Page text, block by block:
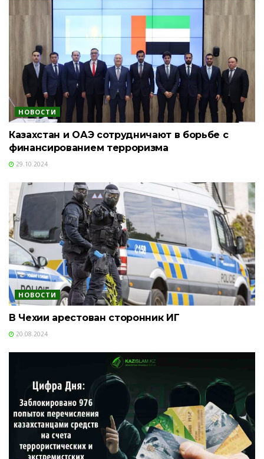
НОВОСТИ
Казахстан и ОАЭ сотрудничают в борьбе с
финансированием терроризма
29.10.2024
НОВОСТИ
В Чехии арестован сторонник ИГ
20.08.2024